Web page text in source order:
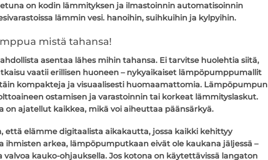
on kodin lämmityksen ja ilmastoinnin automatisoinnin
lämmin vesi. hanoihin, suihkuihin ja kylpyihin.
mistä tahansa!
asentaa lähes mihin tahansa. Ei tarvitse huolehtia siitä,
vaatii erillisen huoneen – nykyaikaiset lämpöpumppumallit
kompakteja ja visuaalisesti huomaamattomia. Lämpöpumpun
ostamisen ja varastoinnin tai korkeat lämmityslaskut.
on ajatellut kaikkea, mikä voi aiheuttaa päänsärkyä.
että elämme digitaalista aikakautta, jossa kaikki kehittyy
ihmisten arkea, lämpöpumputkaan eivät ole kaukana jäljessä –
valvoa kauko-ohjauksella. Jos kotona on käytettävissä langaton